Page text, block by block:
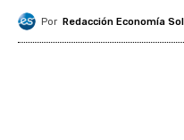
Por Redacción Economía